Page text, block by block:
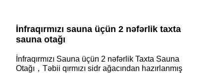
İnfraqırmızı sauna üçün 2 nəfərlik taxta
sauna otağı
İnfraqırmızı Sauna üçün 2 nəfərlik Taxta Sauna
Otağı，Təbii qırmızı sidr ağacından hazırlanmış